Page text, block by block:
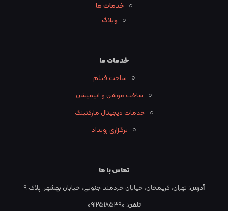
○خدمات ما
○ وبلاگ
خدمات ما
○ ساخت فیلم
○ ساخت موشن و انیمیشن
○خدمات دیجیتال مارکتینگ
○ برگزاری رویداد
تماس با ما
آدرس: تهران، کریمخان، خیابان خردمند جنوبی، خیابان بهشهر، پلاک ۹
تلفن: 09125185390